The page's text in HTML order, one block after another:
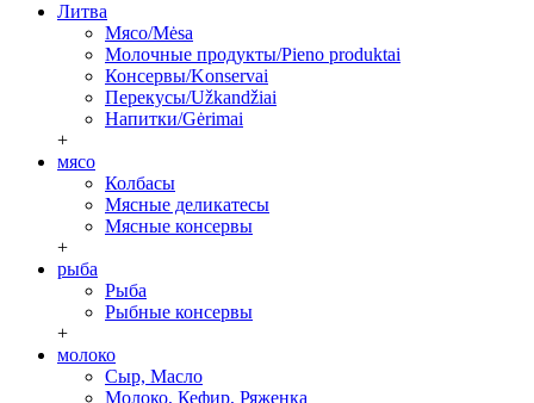
Литва
Мясо/Mėsa
Молочные продукты/Pieno produktai
Консервы/Konservai
Перекусы/Užkandžiai
Напитки/Gėrimai
+
мясо
Колбасы
Мясные деликатесы
Мясные консервы
+
рыба
Рыба
Рыбные консервы
+
молоко
Сыр, Масло
Молоко, Кефир, Ряженка